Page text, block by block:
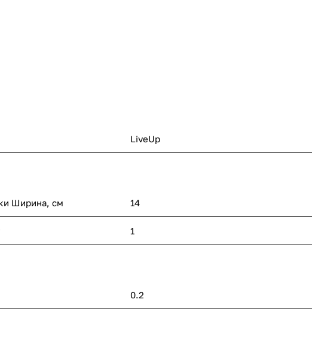
LiveUp
Ширина, см 14
1
0.2